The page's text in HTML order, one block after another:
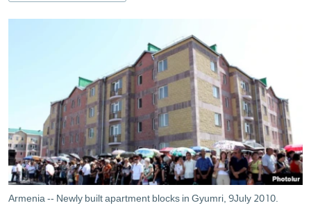
ՊԱՏԵՐԱԶՄԻ 6 ՇԱԲԱԹՆԵՐԸ
ՏԱՐԱԾԱՇՐՋԱՆ
ՄԻՋԱԶԳԱՅԻՆ
ՄՇԱԿՈՒՅԹ
ՍՊՈՐՏ
ՄԵԿՆԱԲԱՆՈՒԹՅՈՒՆ
Armenia -- Newly built apartment blocks in Gyumri, 9July 2010.